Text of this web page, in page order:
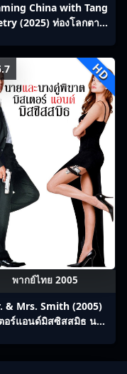
China with Tang
(2025) ท่องโลกตาม
HD
พากย์ไทย 2005
& Mrs. Smith (2005)
อร์แอนด์มิสซิสสมิธ นาย